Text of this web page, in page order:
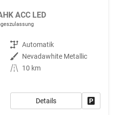
ACC LED
Getriebe Automatik
Außenfarbe Nevadawhite Metallic
Kilometerstand
10 km
Details